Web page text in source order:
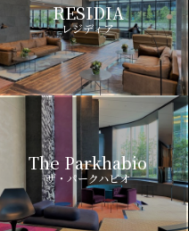
RESIDIA
レジディア
The Parkhabio
ザ・パークハビオ